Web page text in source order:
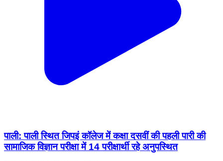
पाली: पाली स्थित जिपइं कॉलेज में कक्षा दसवीं की पहली पारी की
सामाजिक विज्ञान परीक्षा में 14 परीक्षार्थी रहे अनुपस्थित